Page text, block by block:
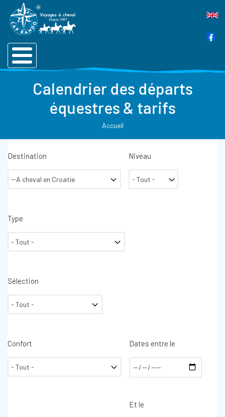
Calendrier des départs
équestres & tarifs
Accueil
Destination Niveau
Type
Sélection
Confort Dates entre le
Et le